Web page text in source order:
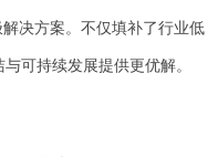
决方案。不仅填补了行业低
可持续发展提供更优解。